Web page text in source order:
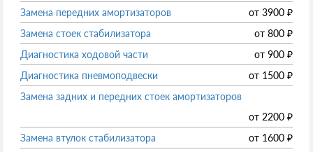
Замена передних амортизаторов
от 3900 ₽
Замена стоек стабилизатора
от 800 ₽
Диагностика ходовой части
от 900 ₽
Диагностика пневмоподвески
от 1500 ₽
Замена задних и передних стоек амортизаторов
от 2200 ₽
Замена втулок стабилизатора
от 1600 ₽